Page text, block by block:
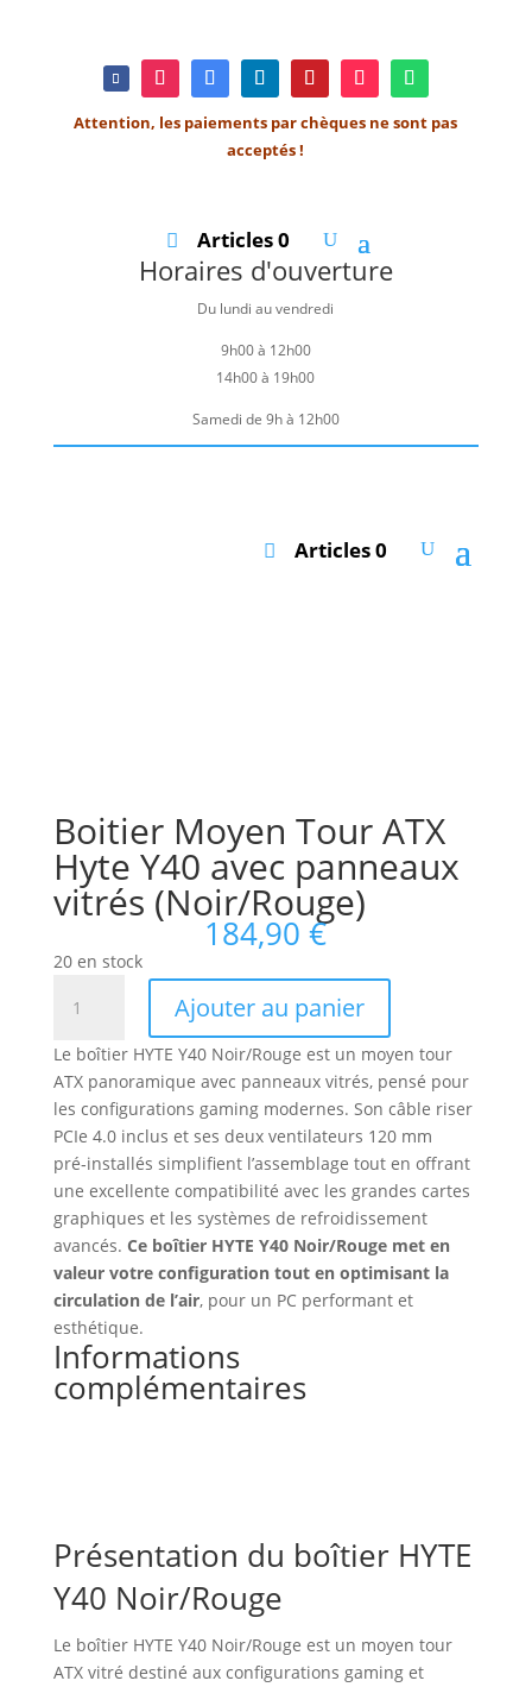
Attention, les paiements par chèques ne sont pas
acceptés !
Articles 0
Horaires d'ouverture
Du lundi au vendredi
9h00 à 12h00
14h00 à 19h00
Samedi de 9h à 12h00
Articles 0
Boitier Moyen Tour ATX
Hyte Y40 avec panneaux
vitrés (Noir/Rouge)
184,90€
20 en stock
Boitier
Tour
Hyte
Y40
panneaux
vitrés
(Noir/Rouge)
Ajouter au panier
Le boîtier HYTE Y40 Noir/Rouge est un moyen tour
ATX panoramique avec panneaux vitrés, pensé pour
les configurations gaming modernes. Son câble riser
PCIe 4.0 inclus et ses deux ventilateurs 120 mm
pré‑installés simplifient l’assemblage tout en offrant
une excellente compatibilité avec les grandes cartes
graphiques et les systèmes de refroidissement
avancés. Ce boîtier HYTE Y40 Noir/Rouge met en
valeur votre configuration tout en optimisant la
circulation de l’air, pour un PC performant et
esthétique.
Informations
complémentaires
Présentation du boîtier HYTE
Y40 Noir/Rouge
Le boîtier HYTE Y40 Noir/Rouge est un moyen tour
ATX vitré destiné aux configurations gaming et